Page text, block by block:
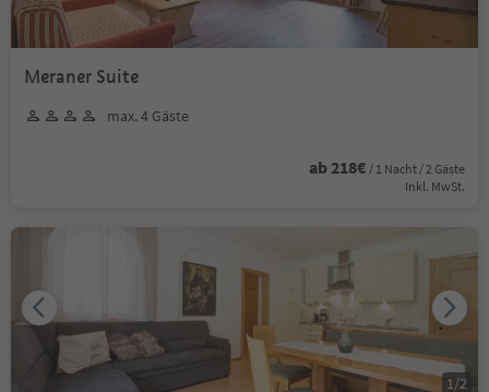
Meraner Suite
max. 4 Gäste
ab 218€ / 1 Nacht / 2 Gäste
Inkl. MwSt.
1 /2